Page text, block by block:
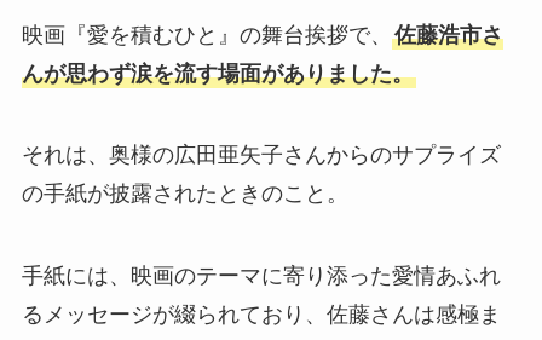
映画『愛を積むひと』の舞台挨拶で、 佐藤浩市さ
んが思わず涙を流す場面がありました。
それは、奥様の広田亜矢子さんからのサプライズ
の手紙が披露されたときのこと。
手紙には、映画のテーマに寄り添った愛情あふれ
るメッセージが綴られており、佐藤さんは感極ま